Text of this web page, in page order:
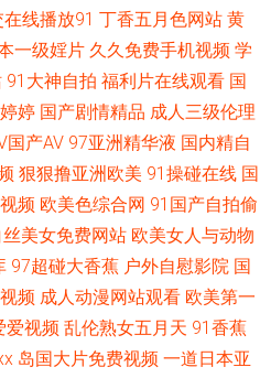
站 91视频精品导航 日本www91 亚洲
网页欧美 欧韩avav 新91视频福利 91
国内精品久久高潮 91探花在线观看百
美AⅤ17 日本福利精品每日更新 四虎av
妻精品国 婷婷五月天色图图片 91极品
传剧在线看 色戒wwwwwww 91豆奶视
在线播放91 丁香五月色网站 黄
一级婬片 久久免费手机视频 学
91大神自拍 福利片在线观看 国
婷 国产剧情精品 成人三级伦理
国产AV 97亚洲精华液 国内精自
狠狠撸亚洲欧美 91操碰在线 国
频 欧美色综合网 91国产自拍偷
丝美女免费网站 欧美女人与动物
97超碰大香蕉 户外自慰影院 国
频 成人动漫网站观看 欧美第一
爱视频 乱伦熟女五月天 91香蕉
岛国大片免费视频 一道日本亚